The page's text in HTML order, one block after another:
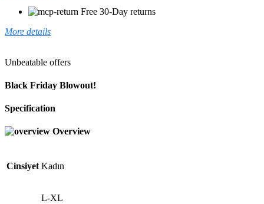
Free 30-Day returns
More details
Unbeatable offers
Black Friday Blowout!
Specification
Overview
Cinsiyet Kadın
L-XL